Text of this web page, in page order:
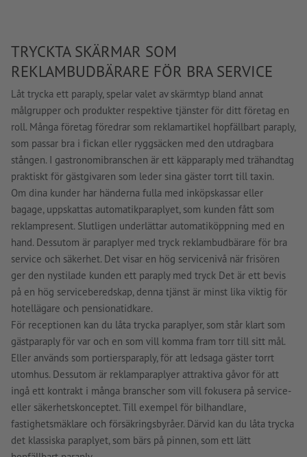
TRYCKTA SKÄRMAR SOM
REKLAMBUDBÄRARE FÖR BRA SERVICE
Låt trycka ett paraply, spelar valet av skärmtyp bland annat
målgrupper och produkter respektive tjänster för ditt företag en
roll. Många företag föredrar som reklamartikel hopfällbart paraply,
som passar bra i fickan eller ryggsäcken med den utdragbara
stången. I gastronomibranschen är ett käpparaply med trähandtag
praktiskt för gästgivaren som leder sina gäster torrt till taxin.
Om dina kunder har händerna fulla med inköpskassar eller
bagage, uppskattas automatikparaplyet, som kunden fått som
reklampresent. Slutligen underlättar automatiköppning med en
hand. Dessutom är paraplyer med tryck reklambudbärare för bra
service och säkerhet. Det visar en hög servicenivå när frisören
ger den nystilade kunden ett paraply med tryck Det är ett bevis
på en hög serviceberedskap, denna tjänst är minst lika viktig för
hotellägare och pensionatidkare.
För receptionen kan du låta trycka paraplyer, som står klart som
gästparaply för var och en som vill komma fram torr till sitt mål.
Eller används som portiersparaply, för att ledsaga gäster torrt
utomhus. Dessutom är reklamparaplyer attraktiva gåvor för att
ingå ett kontrakt i många branscher som vill fokusera på service-
eller säkerhetskonceptet. Till exempel för bilhandlare,
fastighetsmäklare och försäkringsbyråer. Därvid kan du låta trycka
det klassiska paraplyet, som bärs på pinnen, som ett lätt